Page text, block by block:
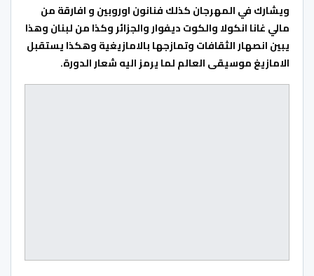
ويشارك في المهرجان كذلك فنانون اوروبين و افارقة من
مالي غانا انكولا والكوت ديفوار والجزائر وكذا من لبنان وهذا
يبين انصهار الثقافات وتمازجها بالامازيغية وهكذا يستقبل
الامازيغ موسيقى العالم لما يرمز اليه شعار الدورة.